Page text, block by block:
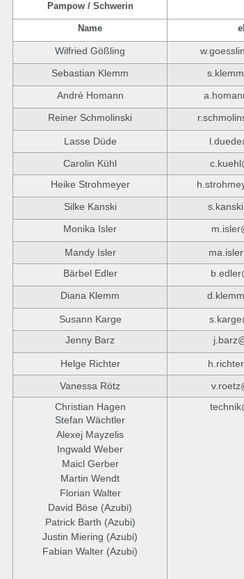
Pampow / Schwerin
Name
Wilfried Gößling
Sebastian Klemm
André Homann
Reiner Schmolinski
Lasse Düde
Carolin Kühl
Heike Strohmeyer
Silke Kanski
Monika Isler
Mandy Isler
Bärbel Edler
Diana Klemm
Susann Karge
Jenny Barz
Helge Richter
Vanessa Rötz
Christian Hagen
Stefan Wächtler
Alexej Mayzelis
Ingwald Weber
Maicl Gerber
Martin Wendt
Florian Walter
David Böse (Azubi)
Patrick Barth (Azubi)
Justin Miering (Azubi)
Fabian Walter (Azubi)